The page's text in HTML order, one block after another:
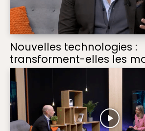
Nouvelles technologies :
transforment-elles les